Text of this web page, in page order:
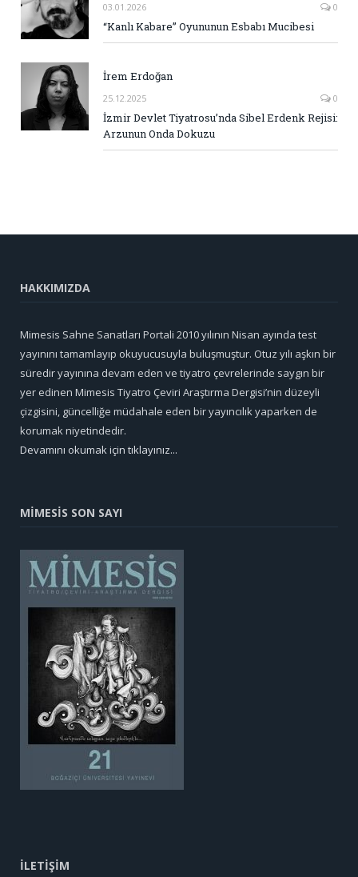
03.01.2026 0
“Kanlı Kabare” Oyununun Esbabı Mucibesi
İrem Erdoğan
25.12.2025 0
İzmir Devlet Tiyatrosu’nda Sibel Erdenk Rejisi:
Arzunun Onda Dokuzu
HAKKIMIZDA
Mimesis Sahne Sanatları Portali 2010 yılının Nisan ayında test
yayınını tamamlayıp okuyucusuyla buluşmuştur. Otuz yılı aşkın bir
süredir yayınına devam eden ve tiyatro çevrelerinde saygın bir
yer edinen Mimesis Tiyatro Çeviri Araştırma Dergisi’nin düzeyli
çizgisini, güncelliğe müdahale eden bir yayıncılık yaparken de
korumak niyetindedir.
Devamını okumak için tıklayınız...
MİMESİS SON SAYI
İLETİŞİM